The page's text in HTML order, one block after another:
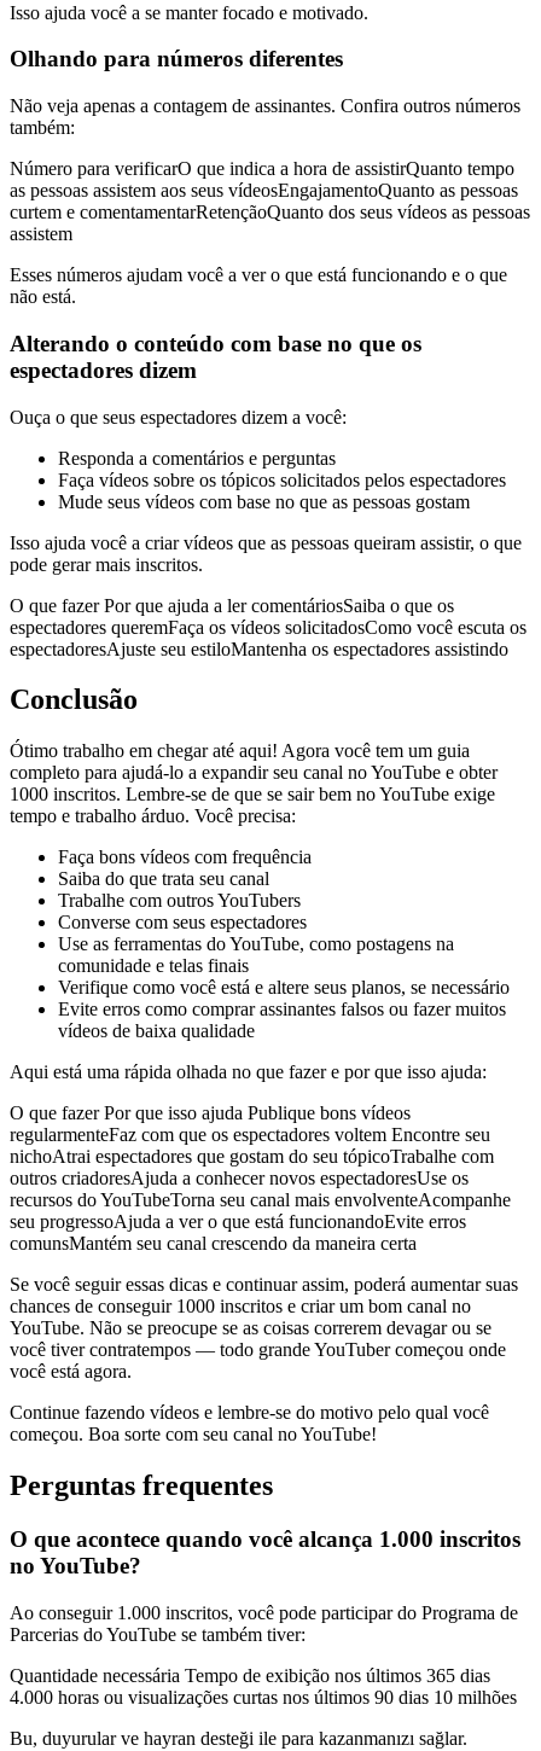
Isso ajuda você a se manter focado e motivado.
Olhando para números diferentes
Não veja apenas a contagem de assinantes. Confira outros números
também:
Número para verificarO que indica a hora de assistirQuanto tempo
as pessoas assistem aos seus vídeosEngajamentoQuanto as pessoas
curtem e comentamentarRetençãoQuanto dos seus vídeos as pessoas
assistem
Esses números ajudam você a ver o que está funcionando e o que
não está.
Alterando o conteúdo com base no que os
espectadores dizem
Ouça o que seus espectadores dizem a você:
Responda a comentários e perguntas
Faça vídeos sobre os tópicos solicitados pelos espectadores
Mude seus vídeos com base no que as pessoas gostam
Isso ajuda você a criar vídeos que as pessoas queiram assistir, o que
pode gerar mais inscritos.
O que fazer Por que ajuda a ler comentáriosSaiba o que os
espectadores queremFaça os vídeos solicitadosComo você escuta os
espectadoresAjuste seu estiloMantenha os espectadores assistindo
Conclusão
Ótimo trabalho em chegar até aqui! Agora você tem um guia
completo para ajudá-lo a expandir seu canal no YouTube e obter
1000 inscritos. Lembre-se de que se sair bem no YouTube exige
tempo e trabalho árduo. Você precisa:
Faça bons vídeos com frequência
Saiba do que trata seu canal
Trabalhe com outros YouTubers
Converse com seus espectadores
Use as ferramentas do YouTube, como postagens na
comunidade e telas finais
Verifique como você está e altere seus planos, se necessário
Evite erros como comprar assinantes falsos ou fazer muitos
vídeos de baixa qualidade
Aqui está uma rápida olhada no que fazer e por que isso ajuda:
O que fazer Por que isso ajuda Publique bons vídeos
regularmenteFaz com que os espectadores voltem Encontre seu
nichoAtrai espectadores que gostam do seu tópicoTrabalhe com
outros criadoresAjuda a conhecer novos espectadoresUse os
recursos do YouTubeTorna seu canal mais envolventeAcompanhe
seu progressoAjuda a ver o que está funcionandoEvite erros
comunsMantém seu canal crescendo da maneira certa
Se você seguir essas dicas e continuar assim, poderá aumentar suas
chances de conseguir 1000 inscritos e criar um bom canal no
YouTube. Não se preocupe se as coisas correrem devagar ou se
você tiver contratempos — todo grande YouTuber começou onde
você está agora.
Continue fazendo vídeos e lembre-se do motivo pelo qual você
começou. Boa sorte com seu canal no YouTube!
Perguntas frequentes
O que acontece quando você alcança 1.000 inscritos
no YouTube?
Ao conseguir 1.000 inscritos, você pode participar do Programa de
Parcerias do YouTube se também tiver:
Quantidade necessária Tempo de exibição nos últimos 365 dias
4.000 horas ou visualizações curtas nos últimos 90 dias 10 milhões
Bu, duyurular ve hayran desteği ile para kazanmanızı sağlar.